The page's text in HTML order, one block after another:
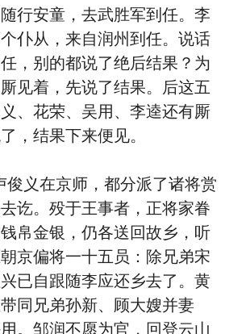
行安童，去武胜军到任。李
仆从，来自润州到任。说话
，别的都说了绝后结果？为
见着，先说了结果。后这五
、花荣、吴用、李逵还有厮
，结果下来便见。
在京师，都分派了诸将赏
讫。殁于王事者，正将家眷
帛金银，仍各送回故乡，听
京偏将一十五员：除兄弟宋
已自跟随李应还乡去了。黄
同兄弟孙新、顾大嫂并妻
。邹润不愿为官，回登云山